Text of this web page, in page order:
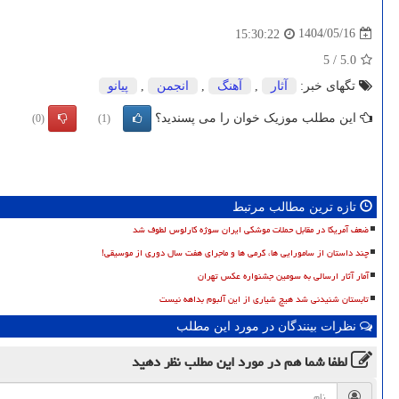
1404/05/16
15:30:22
5.0
/
5
تگهای خبر:
آثار آهنگ انجمن پیانو
این مطلب موزیک خوان را می پسندید؟ (1)
(0)
تازه ترین مطالب مرتبط
ضعف آمریکا در مقابل حملات موشکی ایران سوژه کارلوس لطوف شد
چند داستان از سامورایی ها، گرمی ها و ماجرای هفت سال دوری از موسیقی!
آمار آثار ارسالی به سومین جشنواره عکس تهران
تابستان شنیدنی شد هیچ شیاری از این آلبوم بداهه نیست
نظرات بینندگان در مورد این مطلب
لطفا شما همدر مورد این مطلبنظر دهید